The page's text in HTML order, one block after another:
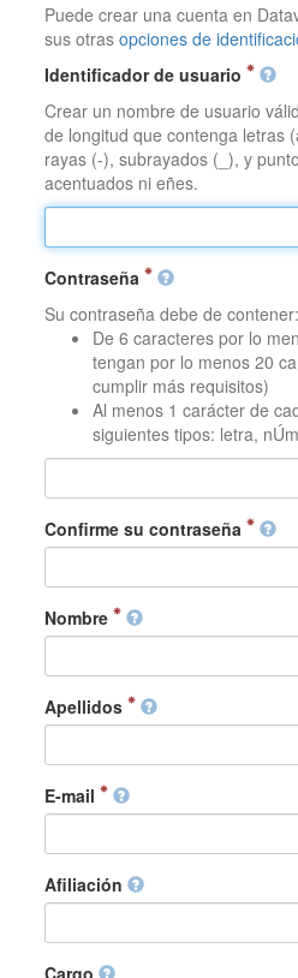
Puede crear una cuenta en
sus otrasopciones de
Identificador de usuario
Crear un nombre de usuario
de longitud que contenga letras
rayas (-), subrayados (_), y
acentuados ni eñes.
Contraseña
Su contraseña debe de contener:
De 6 caracteres por lo
tengan por lo menos 20
cumplir más requisitos)
Al menos 1 carácter de
siguientes tipos: letra,
Confirme su contraseña
Nombre
Apellidos
E-mail
Afiliación
Cargo